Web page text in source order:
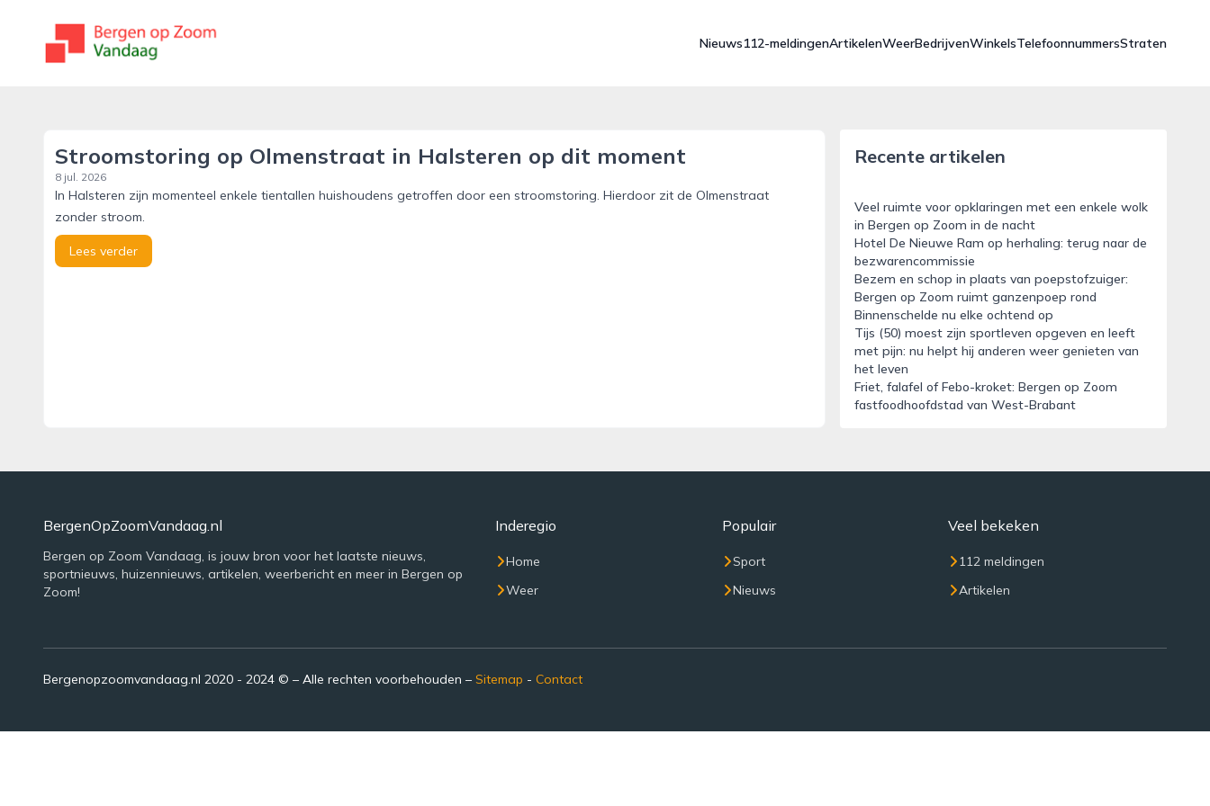
bergenopzoomvandaag.nl
Nieuws112-meldingenArtikelenWeerBedrijvenWinkelsTelefoonnummersStraten
Stroomstoring op Olmenstraat in Halsteren op dit moment
8 jul. 2026
In Halsteren zijn momenteel enkele tientallen huishoudens getroffen door een stroomstoring. Hierdoor zit de Olmenstraat
zonder stroom.
Lees verder
Recente artikelen
Veel ruimte voor opklaringen met een enkele wolk
in Bergen op Zoom in de nacht
Hotel De Nieuwe Ram op herhaling: terug naar de
bezwarencommissie
Bezem en schop in plaats van poepstofzuiger:
Bergen op Zoom ruimt ganzenpoep rond
Binnenschelde nu elke ochtend op
Tijs (50) moest zijn sportleven opgeven en leeft
met pijn: nu helpt hij anderen weer genieten van
het leven
Friet, falafel of Febo-kroket: Bergen op Zoom
fastfoodhoofdstad van West-Brabant
BergenOpZoomVandaag.nl
Bergen op Zoom Vandaag, is jouw bron voor het laatste nieuws,
sportnieuws, huizennieuws, artikelen, weerbericht en meer in Bergen op
Zoom!
Inderegio
Home
Weer
Populair
Sport
Nieuws
Veel bekeken
112 meldingen
Artikelen
Bergenopzoomvandaag.nl 2020 - 2024 © – Alle rechten voorbehouden – Sitemap - Contact